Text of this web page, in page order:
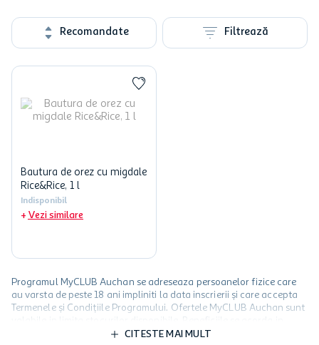
Recomandate Filtrează
Bautura de orez cu migdale
Rice&Rice, 1 l
Indisponibil
Vezi similare
Programul MyCLUB Auchan se adreseaza persoanelor fizice care
au varsta de peste 18 ani impliniti la data inscrierii și care accepta
Termenele și Condițiile Programului. Ofertele MyCLUB Auchan sunt
limita a 12 unitati / card client o singura data in perioada promotiei.
CITESTE MAI MULT